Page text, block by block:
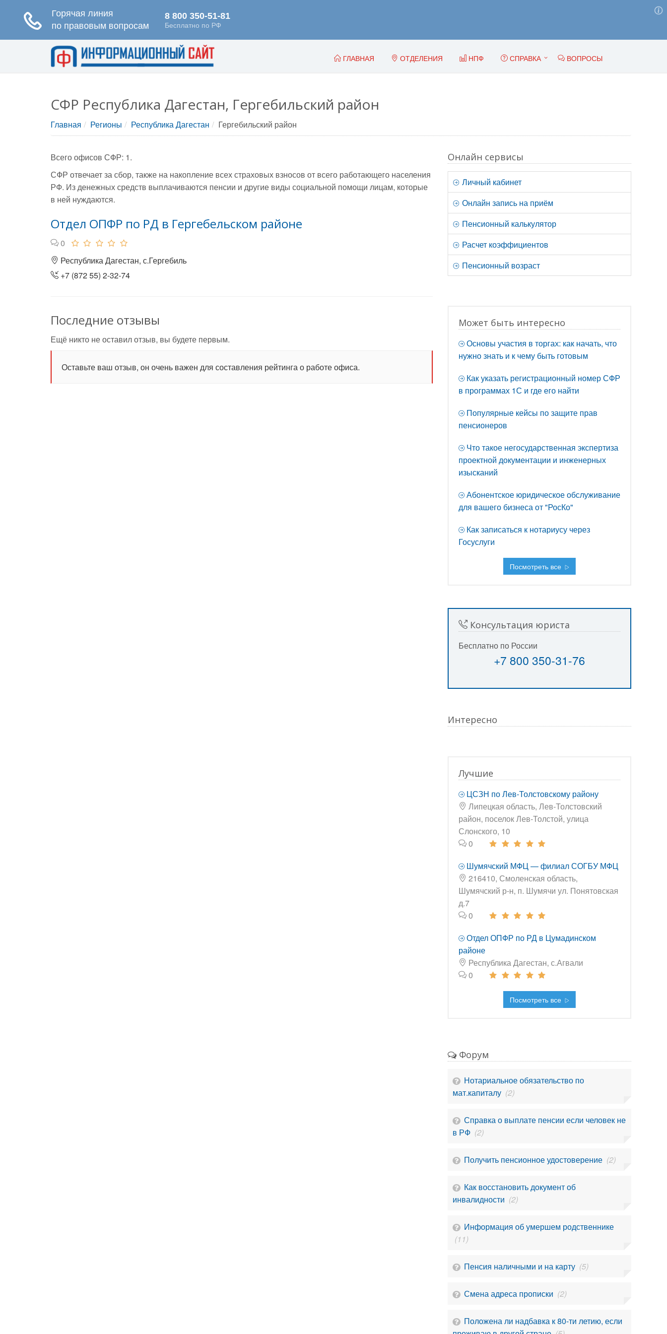
ГЛАВНАЯ ОТДЕЛЕНИЯ НПФ СПРАВКА ВОПРОСЫ
СФР Республика Дагестан, Гергебильский район
Главная Регионы Республика Дагестан Гергебильский район
Всего офисов СФР: 1.
СФР отвечает за сбор, также на накопление всех страховых взносов от всего работающего населения
РФ. Из денежных средств выплачиваются пенсии и другие виды социальной помощи лицам, которые
в ней нуждаются.
Отдел ОПФР по РД в Гергебельском районе
0
Республика Дагестан, с.Гергебиль
+7 (872 55) 2-32-74
Последние отзывы
Ещё никто не оставил отзыв, вы будете первым.
Оставьте ваш отзыв, он очень важен для составления рейтинга о работе офиса.
Онлайн сервисы
Личный кабинет
Онлайн запись на приём
Пенсионный калькулятор
Расчет коэффициентов
Пенсионный возраст
Может быть интересно
Основы участия в торгах: как начать, что
нужно знать и к чему быть готовым
Как указать регистрационный номер СФР
в программах 1С и где его найти
Популярные кейсы по защите прав
пенсионеров
Что такое негосударственная экспертиза
проектной документации и инженерных
изысканий
Абонентское юридическое обслуживание
для вашего бизнеса от "РосКо"
Как записаться к нотариусу через
Госуслуги
Посмотреть все
Консультация юриста
Бесплатно по России
+7 800 350-31-76
Интересно
Лучшие
ЦСЗН по Лев-Толстовскому району
Липецкая область, Лев-Толстовский
район, поселок Лев-Толстой, улица
Слонского, 10
0
Шумячский МФЦ — филиал СОГБУ МФЦ
216410, Смоленская область,
Шумячский р-н, п. Шумячи ул. Понятовская
д.7
0
Отдел ОПФР по РД в Цумадинском
районе
Республика Дагестан, с.Агвали
0
Посмотреть все
Форум
Нотариальное обязательство по
мат.капиталу (2)
Справка о выплате пенсии если человек не
в РФ (2)
Получить пенсионное удостоверение (2)
Как восстановить документ об
инвалидности (2)
Информация об умершем родственнике
(11)
Пенсия наличными и на карту (5)
Смена адреса прописки (2)
Положена ли надбавка к 80-ти летию, если